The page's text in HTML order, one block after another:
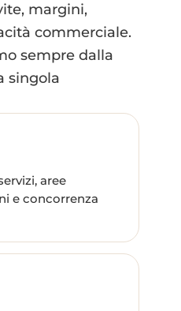
margini,
commerciale.
sempre dalla
singola
aree
e concorrenza